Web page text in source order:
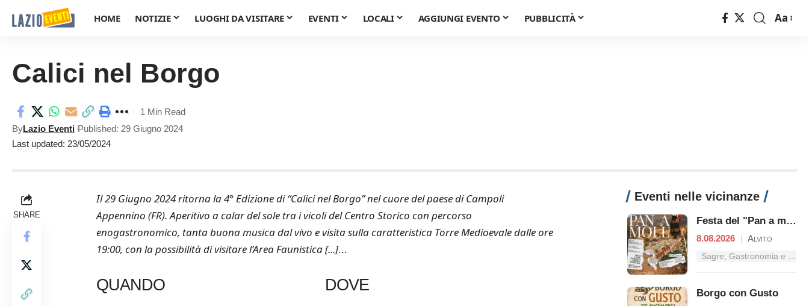
HOME NOTIZIE LUOGHI DA VISITARE EVENTI LOCALI AGGIUNGI EVENTO PUBBLICITÀ
Font
Aa
Calici nel Borgo
Last updated: 23/05/2024
ByLazio Eventi Published: 29 Giugno 2024
1 Min Read
SHARE
Il 29 Giugno 2024 ritorna la 4° Edizione di “Calici nel Borgo” nel cuore del paese di Campoli
Appennino (FR). Aperitivo a calar del sole tra i vicoli del Centro Storico con percorso
enogastronomico, tanta buona musica dal vivo e visita sulla caratteristica Torre Medioevale dalle ore
19:00, con la possibilità di visitare l’Area Faunistica [...]...
QUANDO DOVE
Eventi nelle vicinanze
Festa del "Pan a moll"
8.08.2026 | Alvito
Sagre, Gastronomia e Tradizioni nel Lazio
Borgo con Gusto